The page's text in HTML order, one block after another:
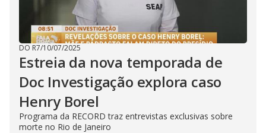
DO R7/10/07/2025
Estreia da nova temporada de
Doc Investigação explora caso
Henry Borel
Programa da RECORD traz entrevistas exclusivas sobre
morte no Rio de Janeiro